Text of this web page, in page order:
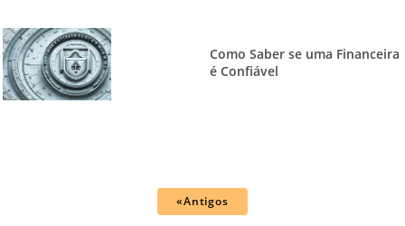
Como Saber se uma Financeira
é Confiável
«Antigos